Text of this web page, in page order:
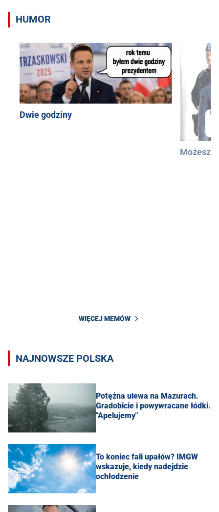
HUMOR
Dwie godziny
Możesz
WIĘCEJ MEMÓW
NAJNOWSZE POLSKA
Potężna ulewa na Mazurach.
Gradobicie i powywracane łódki.
"Apelujemy"
To koniec fali upałów? IMGW
wskazuje, kiedy nadejdzie
ochłodzenie